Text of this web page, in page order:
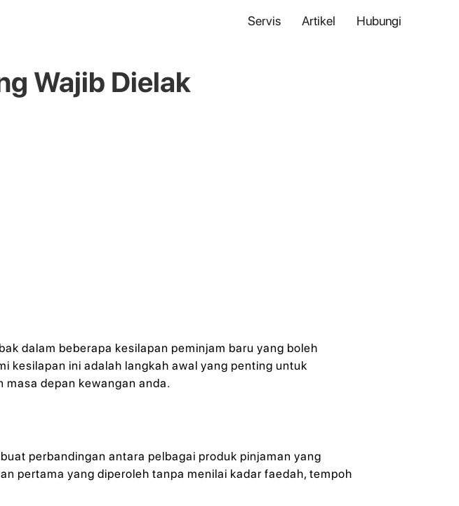
Servis Artikel Hubungi
Wajib Dielak
dalam beberapa kesilapan peminjam baru yang boleh
kesilapan ini adalah langkah awal yang penting untuk
depan kewangan anda.
perbandingan antara pelbagai produk pinjaman yang
pertama yang diperoleh tanpa menilai kadar faedah, tempoh